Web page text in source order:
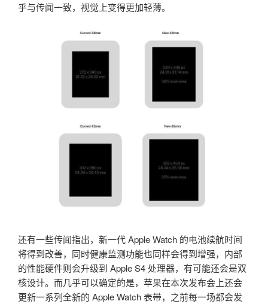
乎与传闻一致，视觉上变得更加轻薄。
还有一些传闻指出，新一代 Apple Watch 的电池续航时间
将得到改善，同时健康监测功能也同样会得到增强，内部
的性能硬件则会升级到 Apple S4 处理器，有可能还会是双
核设计。而几乎可以确定的是，苹果在本次发布会上还会
更新一系列全新的 Apple Watch 表带，之前每一场都会发